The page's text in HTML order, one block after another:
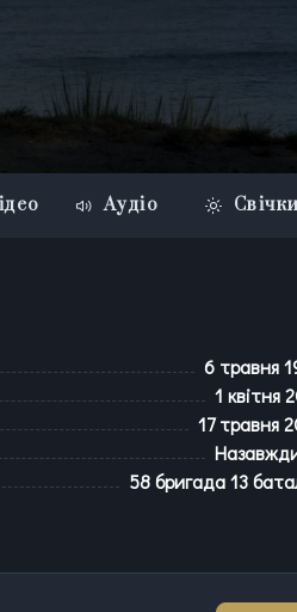
Аудіо
6 травня
1 квітня
17 травня
58 бригада 13